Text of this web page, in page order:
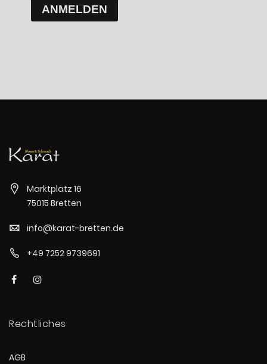
ANMELDEN
Marktplatz 16
75015 Bretten
info@karat-bretten.de
+49 7252 9739691
Rechtliches
AGB